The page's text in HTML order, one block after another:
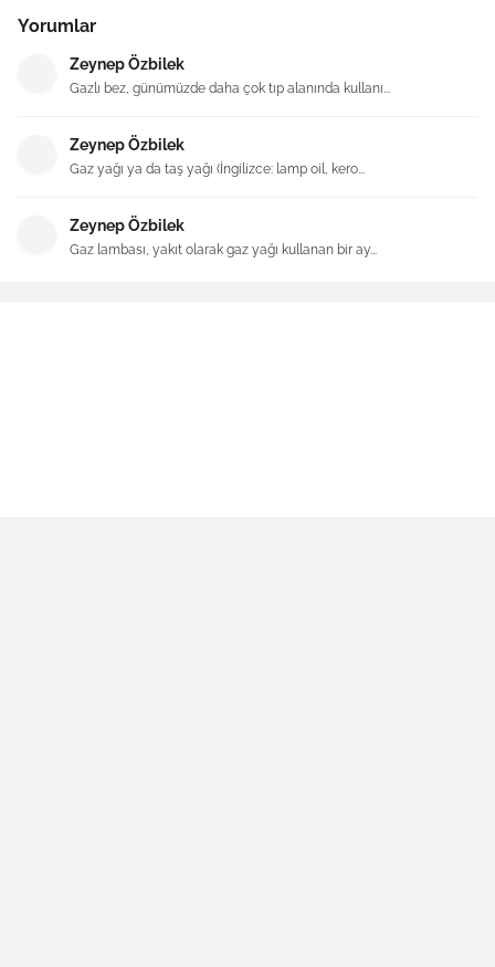
Yorumlar
Zeynep Özbilek
Gazlı bez, günümüzde daha çok tıp alanında kullanı...
Zeynep Özbilek
Gaz yağı ya da taş yağı (İngilizce: lamp oil, kero...
Zeynep Özbilek
Gaz lambası, yakıt olarak gaz yağı kullanan bir ay...